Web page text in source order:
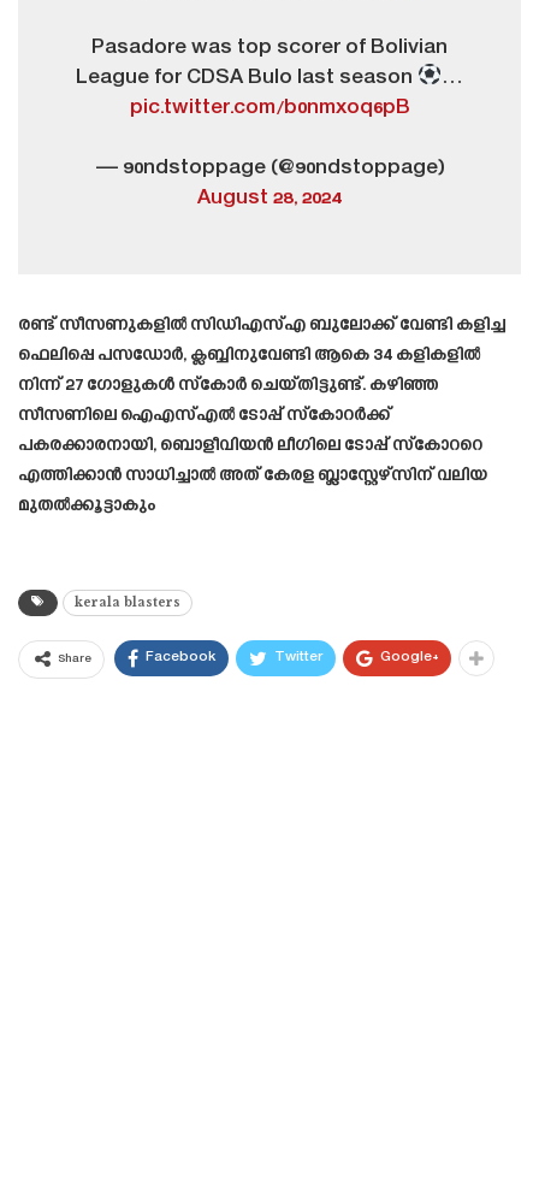
Pasadore was top scorer of Bolivian
League for CDSA Bulo last season
…
pic.twitter.com/b0nmxoq6pB
— 90ndstoppage (@90ndstoppage)
August 28, 2024
രണ്ട് സീസണുകളിൽ സിഡിഎസ്എ ബുലോക്ക്‌ വേണ്ടി കളിച്ച
ഫെലിപ്പെ പസഡോർ, ക്ലബ്ബിനുവേണ്ടി ആകെ 34 കളികളിൽ
നിന്ന് 27 ഗോളുകൾ സ്കോർ ചെയ്തിട്ടുണ്ട്. കഴിഞ്ഞ
സീസണിലെ ഐഎസ്എൽ ടോപ്പ് സ്കോറർക്ക്
പകരക്കാരനായി, ബൊളീവിയൻ ലീഗിലെ ടോപ്പ് സ്കോററെ
എത്തിക്കാൻ സാധിച്ചാൽ അത് കേരള ബ്ലാസ്റ്റേഴ്സിന് വലിയ
മുതൽക്കൂട്ടാകും
kerala blasters
Share Facebook Twitter Google+